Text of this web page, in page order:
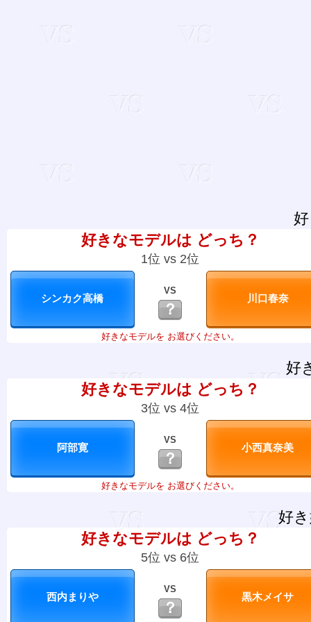
好きなモデルは どっち？
1位 vs 2位
VS
？
好きなモデルを お選びください。
好
好きなモデルは どっち？
3位 vs 4位
VS
？
好きなモデルを お選びください。
好
好きなモデルは どっち？
5位 vs 6位
VS
？